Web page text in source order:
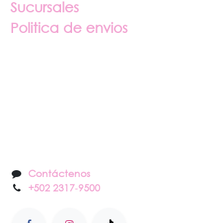
Sucursales
Politica de envios
Contáctenos
+502 2317-9500